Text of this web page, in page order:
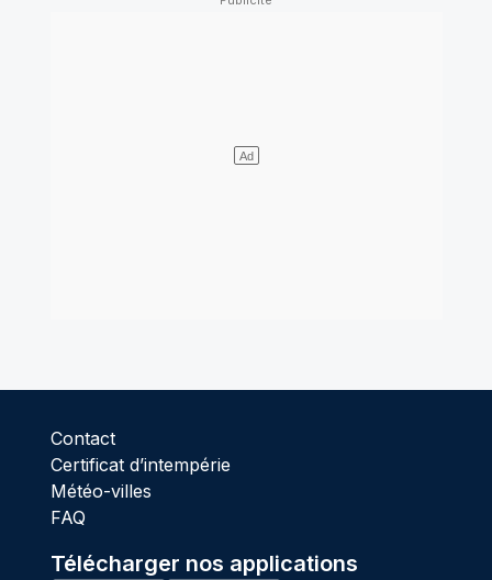
Contact
Certificat d’intempérie
Météo-villes
FAQ
Télécharger nos applications